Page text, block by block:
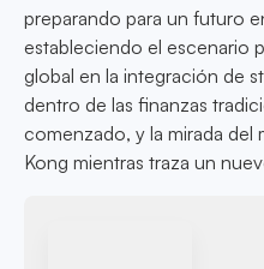
preparando para un futuro
estableciendo el escenario
global en la integración de
dentro de las finanzas
comenzado, y la mirada del
Kong mientras traza un